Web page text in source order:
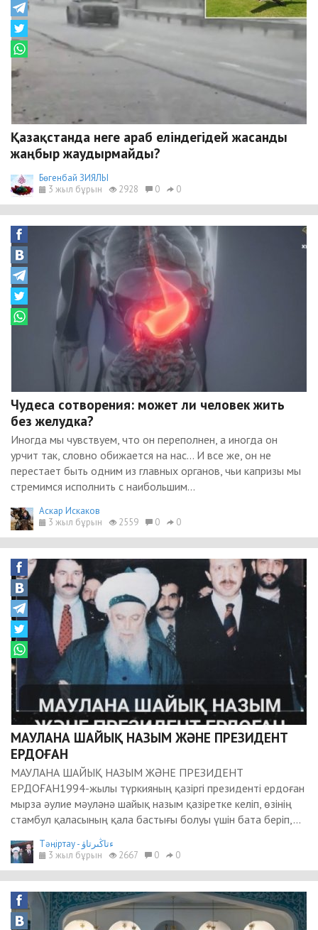
Қазақстанда неге араб еліндегідей жасанды
жаңбыр жаудырмайды?
Бөгенбай ЗИЯЛЫ
3 жыл бұрын
2928 0 0
Чудеса сотворения: может ли человек жить
без желудка?
Иногда мы чувствуем, что он переполнен, а иногда он
урчит так, словно обижается на нас… И все же, он не
перестает быть одним из главных органов, чьи капризы мы
стремимся исполнить с наибольшим...
Аскар Искаков
3 жыл бұрын
2559 0 0
МАУЛАНА ШАЙЫҚ НАЗЫМ ЖӘНЕ ПРЕЗИДЕНТ
ЕРДОҒАН
МАУЛАНА ШАЙЫҚ НАЗЫМ ЖӘНЕ ПРЕЗИДЕНТ
ЕРДОҒАН1994-жылы түркияның қазіргі президенті ердоған
мырза әулие мәуләнә шайық назым қазіретке келіп, өзінің
стамбул қаласының қала бастығы болуы үшін бата беріп,...
Тәңіртау - ءتاڭىرتاۋ
3 жыл бұрын
2667 0 0